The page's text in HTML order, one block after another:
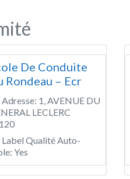
De Conduite
Rondeau – Ecr
Adresse: 1, AVENUE DU
LECLERC
Label Qualité Auto-
Yes